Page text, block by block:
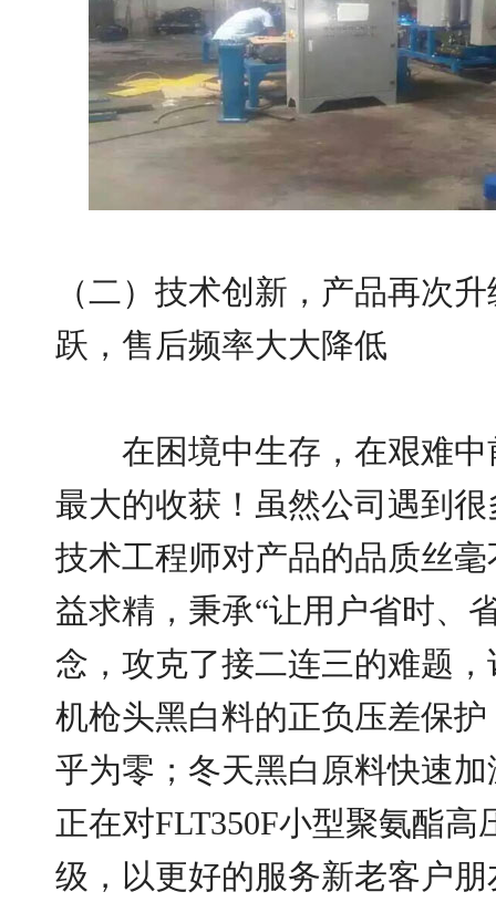
（二）技术创新，产品再次
跃，售后频率大大降低
在困境中生存，在艰难中
最大的收获！虽然公司遇到
技术工程师对产品的品质丝
益求精，秉承“让用户省时、
念，攻克了接二连三的难题
机枪头黑白料的正负压差保
乎为零；冬天黑白原料快速
正在对FLT350F小型聚氨酯高
级，以更好的服务新老客户朋